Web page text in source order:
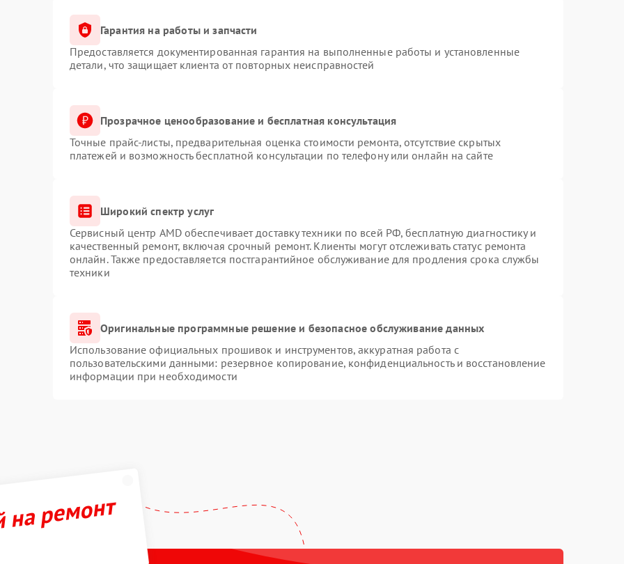
Гарантия на работы и запчасти
Предоставляется документированная гарантия на выполненные работы и установленные
детали, что защищает клиента от повторных неисправностей
Прозрачное ценообразование и бесплатная консультация
Точные прайс-листы, предварительная оценка стоимости ремонта, отсутствие скрытых
платежей и возможность бесплатной консультации по телефону или онлайн на сайте
Широкий спектр услуг
Сервисный центр AMD обеспечивает доставку техники по всей РФ, бесплатную диагностику и
качественный ремонт, включая срочный ремонт. Клиенты могут отслеживать статус ремонта
онлайн. Также предоставляется постгарантийное обслуживание для продления срока службы
техники
Оригинальные программные решение и безопасное обслуживание данных
Использование официальных прошивок и инструментов, аккуратная работа с
пользовательскими данными: резервное копирование, конфиденциальность и восстановление
информации при необходимости
ремонт